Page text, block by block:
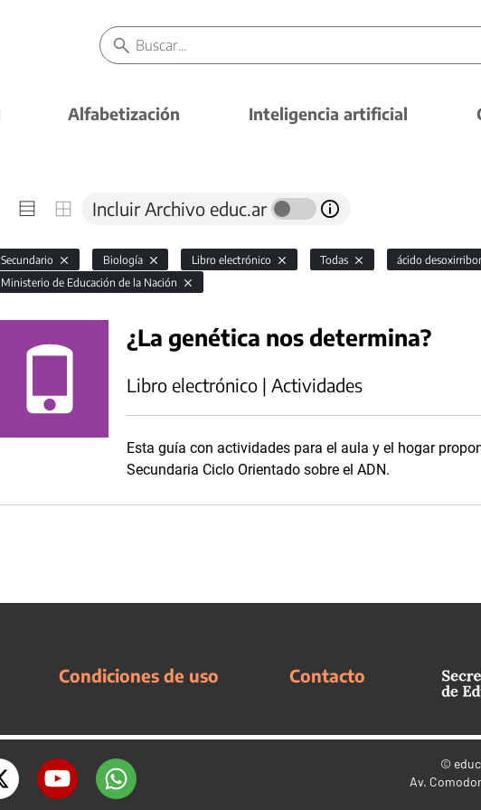
Alfabetización Inteligencia artificial
Incluir Archivo educ.ar
Secundario Biología Libro electrónico Todas
ácido
Ministerio de Educación de la Nación
¿La genética nos determina?
Libro electrónico | Actividades
Esta guía con actividades para el aula y el hogar
Secundaria Ciclo Orientado sobre el ADN.
Condiciones de uso Contacto
©
Av.